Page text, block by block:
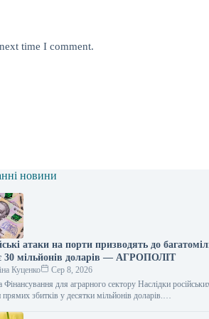
time I comment.
новини
атаки на порти призводять до
30 мільйонів доларів — АГРОПОЛІТ
Куценко
Сер 8, 2026
Фінансування для аграрного сектору Наслідки
прямих збитків у десятки мільйонів доларів.…